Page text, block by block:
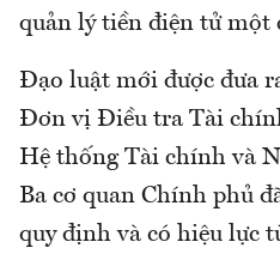
quản lý tiền điện tử một
Đạo luật mới được đưa
Đơn vị Điều tra Tài
Hệ thống Tài chính và
Ba cơ quan Chính phủ
quy định và có hiệu lực